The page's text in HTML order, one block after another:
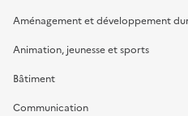
Aménagement et développement
Animation, jeunesse et sports
Bâtiment
Communication